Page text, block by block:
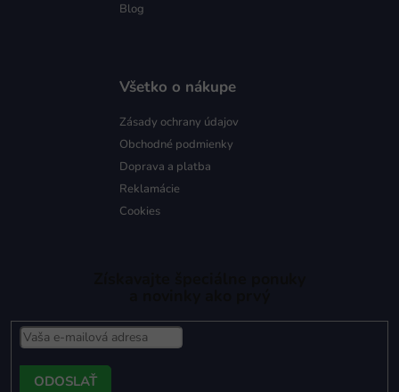
Blog
Všetko o nákupe
Zásady ochrany údajov
Obchodné podmienky
Doprava a platba
Reklamácie
Cookies
PRIHLÁSIŤ